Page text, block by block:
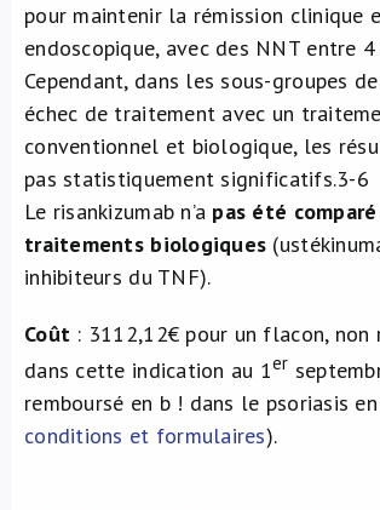
pour maintenir la rémission clinique
endoscopique, avec des NNT entre 4
Cependant, dans les sous-groupes
échec de traitement avec un
conventionnel et biologique, les
pas statistiquement significatifs.3-6
Le risankizumab n’a pas été
traitements biologiques
inhibiteurs du TNF).
Coût : 3112,12€ pour un flacon, non
dans cette indication au 1er
remboursé en b ! dans le psoriasis
conditions et formulaires).